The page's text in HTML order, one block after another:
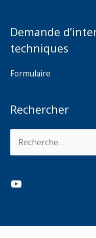
Demande
techniques
Formulaire
Rechercher
YouTube